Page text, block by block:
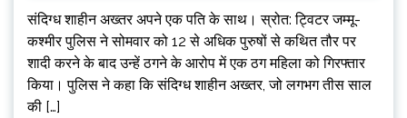
संदिग्ध शाहीन अख्तर अपने एक पति के साथ। स्रोत: ट्विटर जम्मू-
कश्मीर पुलिस ने सोमवार को 12 से अधिक पुरुषों से कथित तौर पर
शादी करने के बाद उन्हें ठगने के आरोप में एक ठग महिला को गिरफ्तार
किया। पुलिस ने कहा कि संदिग्ध शाहीन अख्तर, जो लगभग तीस साल
की […]